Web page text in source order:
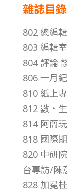
0
8
年
第
3
9
雜誌目錄
802 總編
803 編輯
804 評論
806 一月
810 紙上
812 數・
814 阿簡
818 國際
820 中研
台專訪/陳
828 加冕